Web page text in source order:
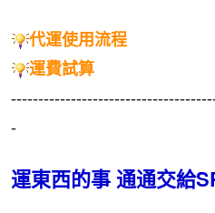
代運使用流程
運費試算
-
運東西的事 通通交給